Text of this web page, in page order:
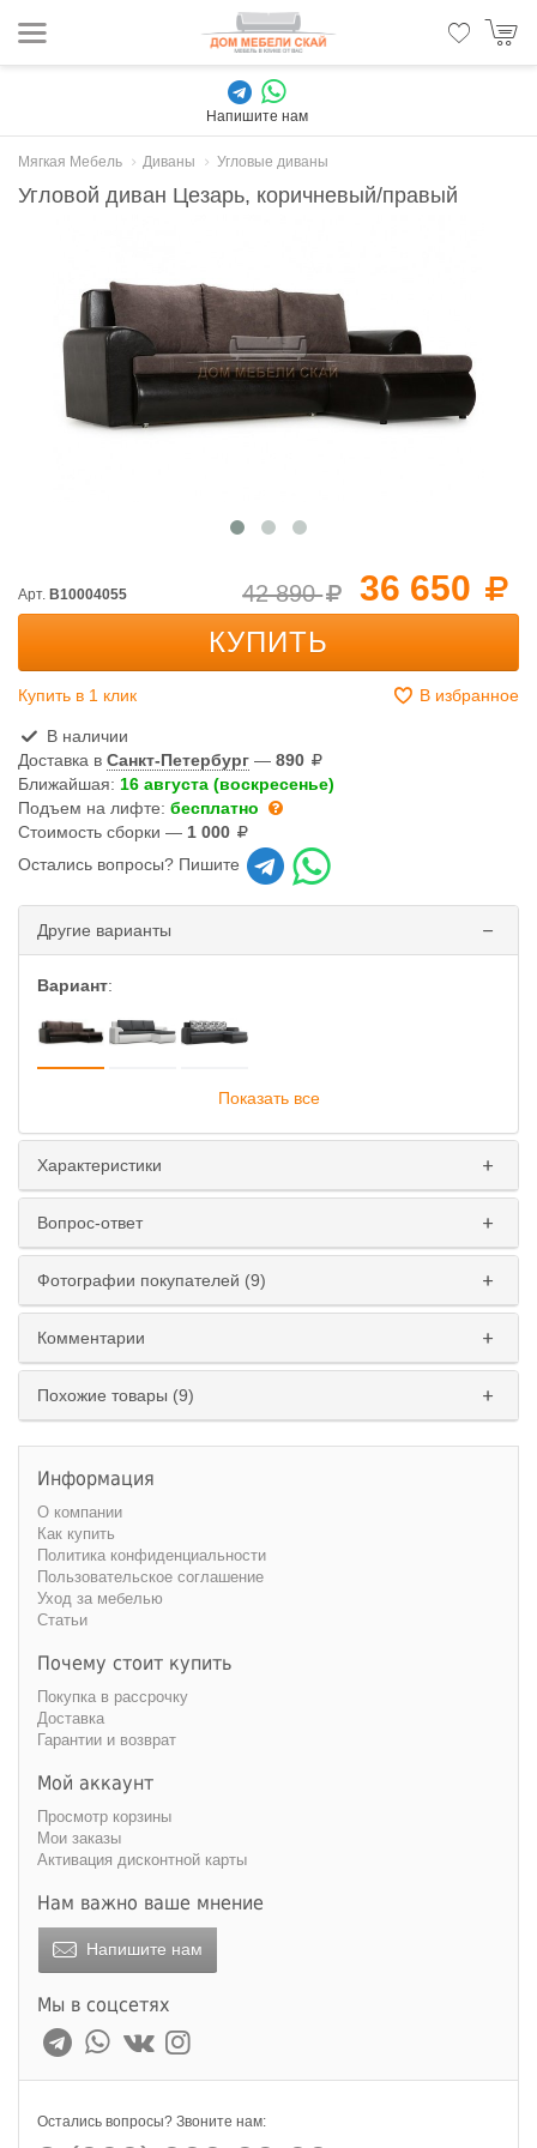
Напишите нам
Мягкая Мебель Диваны Угловые диваны
Угловой диван Цезарь, коричневый/правый
36 650
42 890
Арт. B10004055
КУПИТЬ
Купить в 1 клик В избранное
В наличии
Доставка в Санкт-Петербург — 890
Ближайшая: 16 августа (воскресенье)
Подъем на лифте: бесплатно
Стоимость сборки — 1 000
Остались вопросы? Пишите
Другие варианты
Вариант:
левое правое
Показать все
Характеристики
Вопрос-ответ
Фотографии покупателей (9)
Комментарии
Похожие товары (9)
Информация
О компании
Как купить
Политика конфиденциальности
Пользовательское соглашение
Уход за мебелью
Статьи
Почему стоит купить
Покупка в рассрочку
Доставка
Гарантии и возврат
Мой аккаунт
Просмотр корзины
Мои заказы
Активация дисконтной карты
Нам важно ваше мнение
Напишите нам
Мы в соцсетях
Остались вопросы? Звоните нам: